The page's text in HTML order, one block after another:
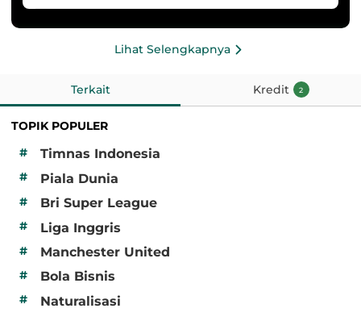
Lihat Selengkapnya
Terkait Kredit 2
TOPIK POPULER
#
Timnas Indonesia
# Piala Dunia
# Bri Super League
# Liga Inggris
# Manchester United
# Bola Bisnis
# Naturalisasi